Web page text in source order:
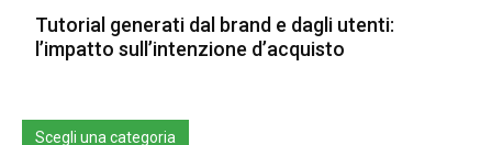
Tutorial generati dal brand e dagli utenti:
l’impatto sull’intenzione d’acquisto
Scegli una categoria